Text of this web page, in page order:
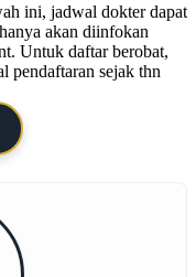
ini, jadwal dokter dapat
akan diinfokan
Untuk daftar berobat,
pendaftaran sejak thn